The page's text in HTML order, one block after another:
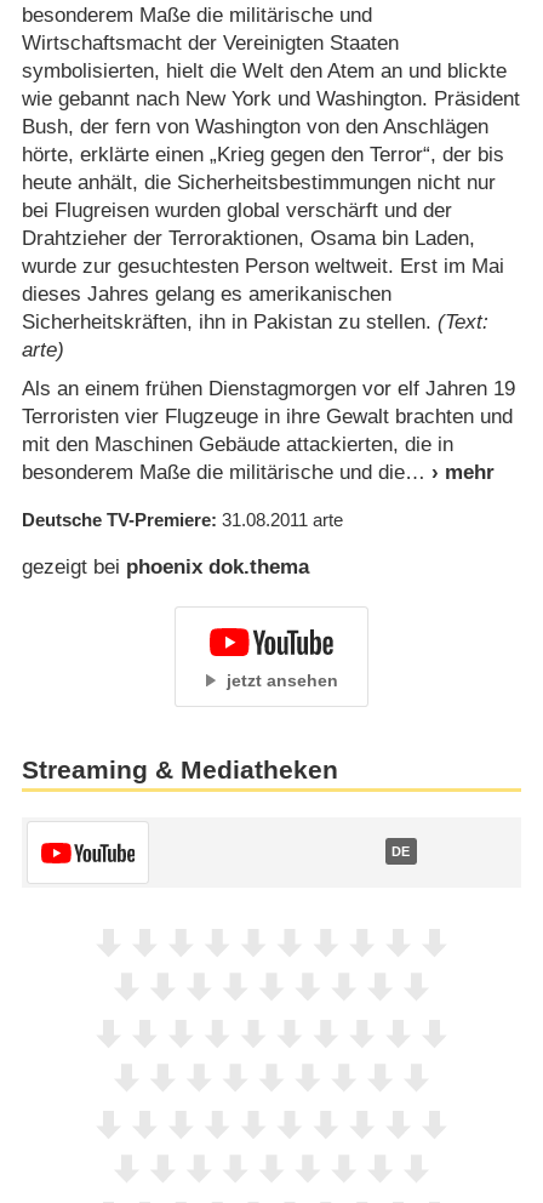
besonderem Maße die militärische und
Wirtschaftsmacht der Vereinigten Staaten
symbolisierten, hielt die Welt den Atem an und blickte
wie gebannt nach New York und Washington. Präsident
Bush, der fern von Washington von den Anschlägen
hörte, erklärte einen „Krieg gegen den Terror“, der bis
heute anhält, die Sicherheitsbestimmungen nicht nur
bei Flugreisen wurden global verschärft und der
Drahtzieher der Terroraktionen, Osama bin Laden,
wurde zur gesuchtesten Person weltweit. Erst im Mai
dieses Jahres gelang es amerikanischen
Sicherheitskräften, ihn in Pakistan zu stellen. (Text:
arte)
Als an einem frühen Dienstagmorgen vor elf Jahren 19
Terroristen vier Flugzeuge in ihre Gewalt brachten und
mit den Maschinen Gebäude attackierten, die in
besonderem Maße die militärische und die
Deutsche TV-Premiere 31.08.2011 arte
gezeigt bei phoenix dok.thema
jetzt ansehen
Streaming & Mediatheken
DE